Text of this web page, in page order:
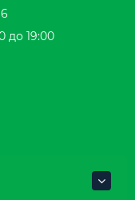
до 19:00